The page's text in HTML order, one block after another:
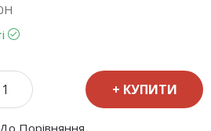
КУПИТИ
До Порівняння